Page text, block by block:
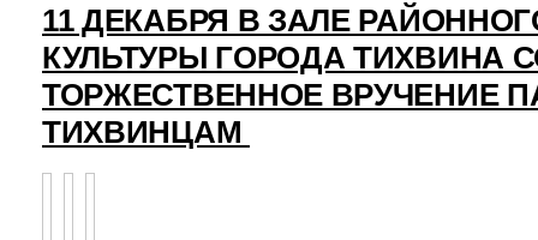
11 ДЕКАБРЯ В ЗАЛЕ
КУЛЬТУРЫ ГОРОДА ТИХВИНА
ТОРЖЕСТВЕННОЕ ВРУЧЕНИЕ
ТИХВИНЦАМ